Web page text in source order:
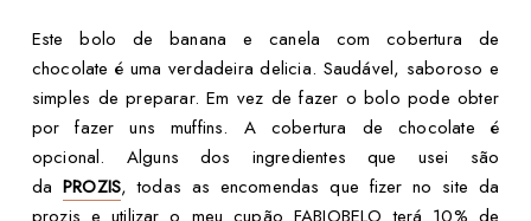
Este bolo de banana e canela com cobertura de
chocolate é uma verdadeira delicia. Saudável, saboroso e
simples de preparar. Em vez de fazer o bolo pode obter
por fazer uns muffins. A cobertura de chocolate é
opcional. Alguns dos ingredientes que usei são
da PROZIS, todas as encomendas que fizer no site da